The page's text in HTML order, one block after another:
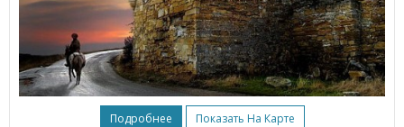
Подробнее Показать На Карте